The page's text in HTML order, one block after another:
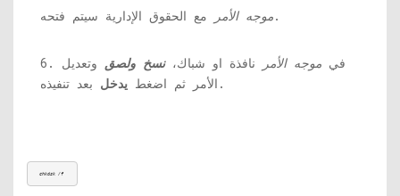
موجه الأمرمع الحقوق الإدارية سيتم فتحه.
6. في موجه الأمر نافذة او شباك،نسخ ولصق وتعديل
الأمر ثم اضغط يدخل بعد تنفيذه.
chkdsk /f